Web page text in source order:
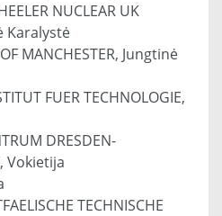
NUCLEAR UK
Karalystė
MANCHESTER, Jungtinė
FUER TECHNOLOGIE,
DRESDEN-
Vokietija
TECHNISCHE